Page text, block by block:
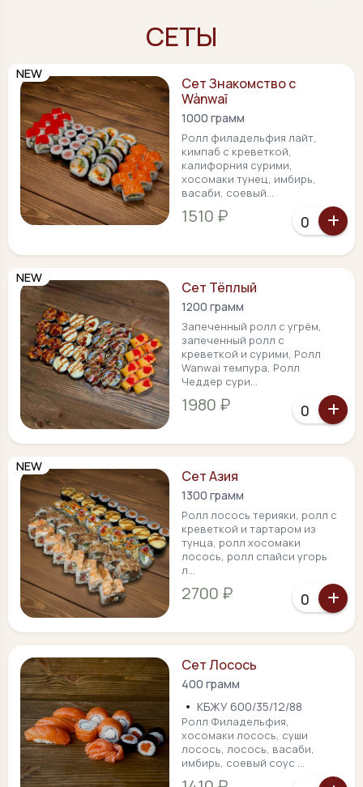
СЕТЫ
NEW
Сет Знакомство с
Wànwaī
1000 грамм
Ролл филадельфия лайт,
кимпаб с креветкой,
калифорния сурими,
хосомаки тунец, имбирь,
васаби, соевый...
1510 ₽
NEW
Сет Тёплый
1200 грамм
Запеченный ролл с угрём,
запеченный ролл с
креветкой и сурими, Ролл
Wanwai темпура, Ролл
Чеддер сури...
1980 ₽
NEW
Сет Азия
1300 грамм
Ролл лосось терияки, ролл с
креветкой и тартаром из
тунца, ролл хосомаки
лосось, ролл спайси угорь
л...
2700 ₽
Сет Лосось
400 грамм
• КБЖУ 600/35/12/88
Ролл Филадельфия,
хосомаки лосось, суши
лосось, лосось, васаби,
имбирь, соевый соус ...